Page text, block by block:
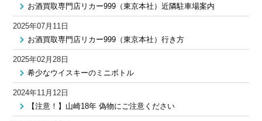
お酒買取専門店リカー999（東京本社）近隣駐車場案内
2025年07月11日
お酒買取専門店リカー999（東京本社）行き方
2025年02月28日
希少なウイスキーのミニボトル
2024年11月12日
【注意！】山崎18年 偽物にご注意ください